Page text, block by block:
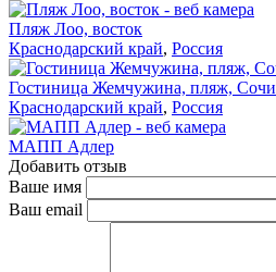
Пляж Лоо, восток
Краснодарский край, Россия
Гостиница Жемчужина, пляж, Сочи
Краснодарский край, Россия
МАПП Адлер
Добавить отзыв
Ваше имя
Ваш email